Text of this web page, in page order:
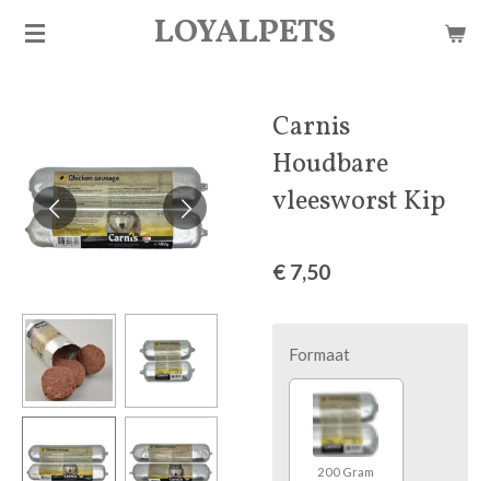
Ga
LOYALPETS
Carnis
Houdbare
vleesworst Kip
€ 7,50
Formaat
200 Gram